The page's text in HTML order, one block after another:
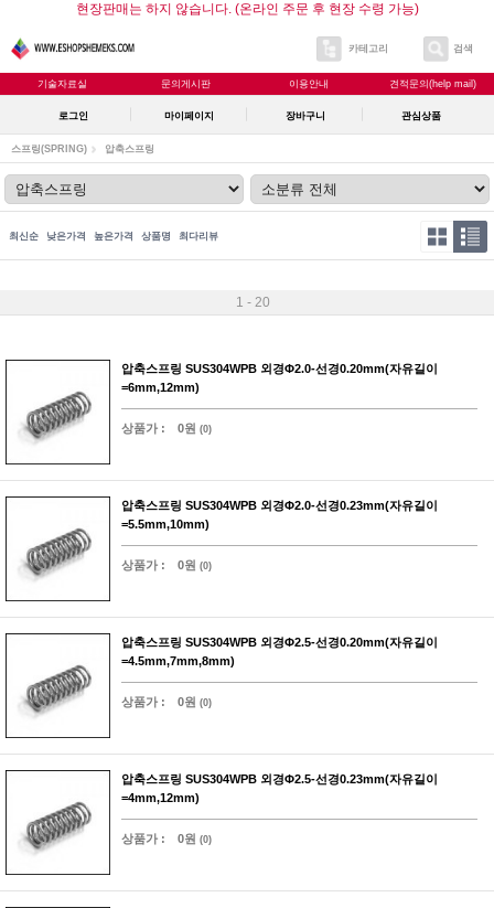
현장판매는 하지 않습니다. (온라인 주문 후 현장 수령 가능)
카테고리 검색
기술자료실 문의게시판 이용안내 견적문의(help mail)
로그인 마이페이지 장바구니 관심상품
스프링(SPRING) 압축스프링
최신순 낮은가격 높은가격 상품명 최다리뷰
1 - 20
압축스프링 SUS304WPB 외경Φ2.0-선경0.20mm(자유길이
=6mm,12mm)
상품가 : 0원 (0)
압축스프링 SUS304WPB 외경Φ2.0-선경0.23mm(자유길이
=5.5mm,10mm)
상품가 : 0원 (0)
압축스프링 SUS304WPB 외경Φ2.5-선경0.20mm(자유길이
=4.5mm,7mm,8mm)
상품가 : 0원 (0)
압축스프링 SUS304WPB 외경Φ2.5-선경0.23mm(자유길이
=4mm,12mm)
상품가 : 0원 (0)